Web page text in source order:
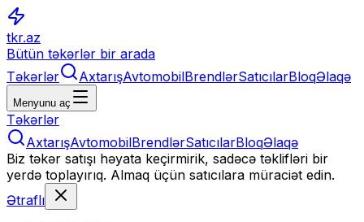
tkr.az
Bütün təkərlər bir arada
Təkərlər
AxtarışAvtomobilBrendlərSatıcılarBloqƏlaqə
Menyunu aç
Təkərlər
AxtarışAvtomobilBrendlərSatıcılarBloqƏlaqə
Biz təkər satışı həyata keçirmirik, sadəcə təklifləri bir
yerdə toplayırıq. Almaq üçün satıcılara müraciət edin.
Ətraflı